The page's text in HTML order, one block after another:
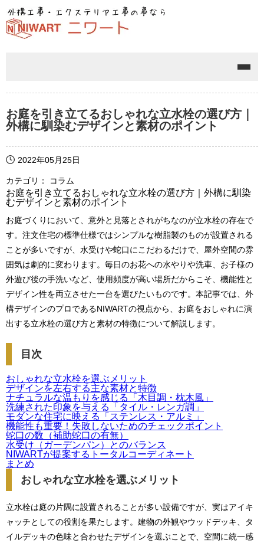
メニ
お庭を引き立てるおしゃれな立水栓の選び方｜
外構に馴染むデザインと素材のポイント
2022年05月25日
カテゴリ： コラム
お庭を引き立てるおしゃれな立水栓の選び方｜外構に馴染
むデザインと素材のポイント
お庭づくりにおいて、意外と見落とされがちなのが立水栓の存在で
す。注文住宅の標準仕様ではシンプルな樹脂製のものが設置される
ことが多いですが、水受けや蛇口にこだわるだけで、屋外空間の雰
囲気は劇的に変わります。毎日のお花への水やりや洗車、お子様の
外遊び後の手洗いなど、使用頻度が高い場所だからこそ、機能性と
デザイン性を両立させた一台を選びたいものです。本記事では、外
構デザインのプロであるNIWARTの視点から、お庭をおしゃれに演
出する立水栓の選び方と素材の特徴について解説します。
目次
おしゃれな立水栓を選ぶメリット
デザインを左右する主な素材と特徴
ナチュラルな温もりを感じる「木目調・枕木風」
洗練された印象を与える「タイル・レンガ調」
モダンな住宅に映える「ステンレス・アルミ」
機能性も重要！失敗しないためのチェックポイント
蛇口の数（補助蛇口の有無）
水受け（ガーデンパン）とのバランス
NIWARTが提案するトータルコーディネート
まとめ
おしゃれな立水栓を選ぶメリット
立水栓は庭の片隅に設置されることが多い設備ですが、実はアイキ
ャッチとしての役割を果たします。建物の外観やウッドデッキ、タ
イルデッキの色味と合わせたデザインを選ぶことで、空間に統一感